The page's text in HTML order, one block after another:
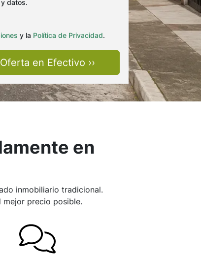
datos.
y la Política de Privacidad.
en
inmobiliario tradicional.
mejor precio posible.